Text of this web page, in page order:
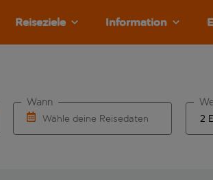
Reiseziele Information
Wähle deine Reisedaten
Wann